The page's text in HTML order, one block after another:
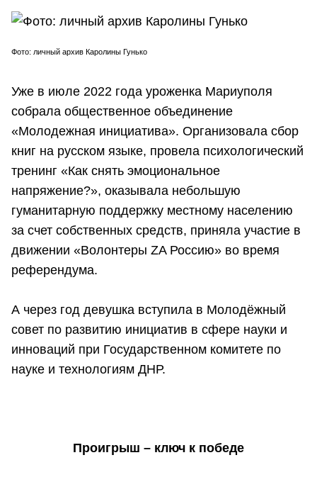
Фото: личный архив Каролины Гунько
Уже в июле 2022 года уроженка Мариуполя
собрала общественное объединение
«Молодежная инициатива». Организовала сбор
книг на русском языке, провела психологический
тренинг «Как снять эмоциональное
напряжение?», оказывала небольшую
гуманитарную поддержку местному населению
за счет собственных средств, приняла участие в
движении «Волонтеры ZA Россию» во время
референдума.
А через год девушка вступила в Молодёжный
совет по развитию инициатив в сфере науки и
инноваций при Государственном комитете по
науке и технологиям ДНР.
Проигрыш – ключ к победе